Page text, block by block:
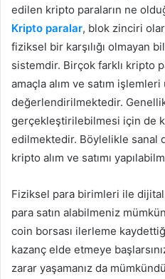
edilen kripto paraların ne
Kripto paralar, blok zinciri
fiziksel bir karşılığı olmayan
sistemdir. Birçok farklı kripto
amaçla alım ve satım
değerlendirilmektedir.
gerçekleştirilebilmesi için de
edilmektedir. Böylelikle sanal
kripto alım ve satımı
Fiziksel para birimleri ile
para satın alabilmeniz
coin borsası ilerleme
kazanç elde etmeye
zarar yaşamanız da